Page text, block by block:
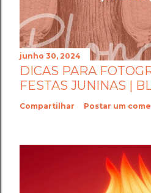
junho 30, 2024
DICAS PARA
FESTAS JUNINAS |
Compartilhar Postar um